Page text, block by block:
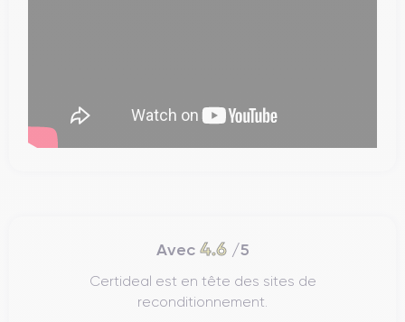
Avec 4.6/5
Certideal est en tête des sites de
reconditionnement.